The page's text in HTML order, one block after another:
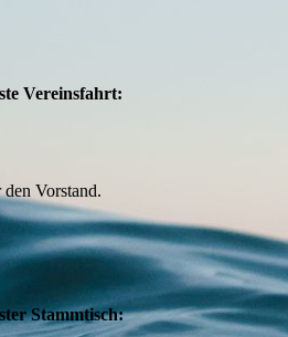
Vereinsfahrt:
Vorstand.
Stammtisch: